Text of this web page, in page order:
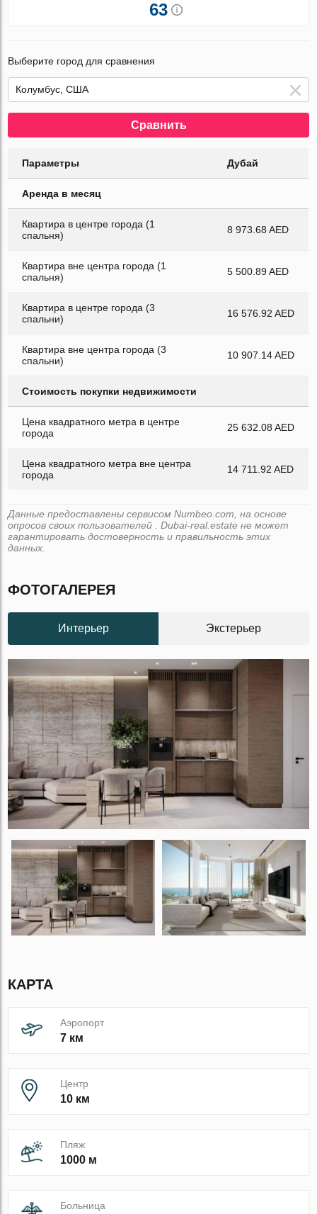
63
Выберите город для сравнения
Сравнить
Параметры Дубай
Аренда в месяц
Квартира в центре города (1
спальня)
8 973.68 AED
Квартира вне центра города (1
спальня)
5 500.89 AED
Квартира в центре города (3
спальни)
16 576.92 AED
Квартира вне центра города (3
спальни)
10 907.14 AED
Стоимость покупки недвижимости
Цена квадратного метра в центре
города
25 632.08 AED
Цена квадратного метра вне центра
города
14 711.92 AED
Данные предоставлены сервисом Numbeo.com, на основе
опросов своих пользователей . Dubai-real.estate не может
гарантировать достоверность и правильность этих
данных.
ФОТОГАЛЕРЕЯ
Интерьер Экстерьер
КАРТА
Аэропорт
7 км
Центр
10 км
Пляж
1000 м
Больница